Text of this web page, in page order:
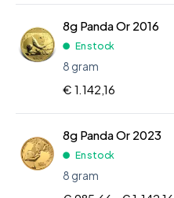
8g Panda Or 2016
En stock
8 gram
€ 1.142,16
8g Panda Or 2023
En stock
8 gram